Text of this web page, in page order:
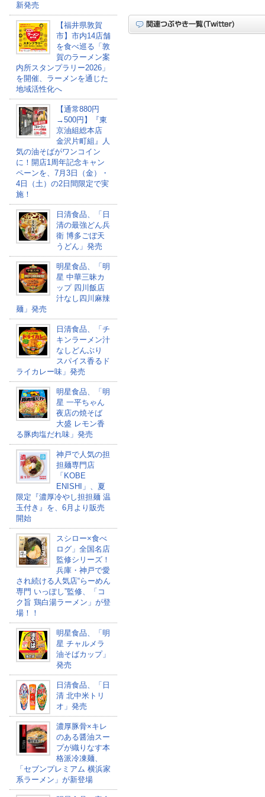
新発売
【福井県敦賀
市】市内14店舗
を食べ巡る「敦
賀のラーメン案
内所スタンプラリー2026」
を開催、ラーメンを通じた
地域活性化へ
【通常880円
→500円】『東
京油組総本店
金沢片町組』人
気の油そばがワンコイン
に！開店1周年記念キャン
ペーンを、7月3日（金）・
4日（土）の2日間限定で実
施！
日清食品、「日
清の最強どん兵
衛 博多ごぼ天
うどん」発売
明星食品、「明
星 中華三昧カ
ップ 四川飯店
汁なし四川麻辣
麺」発売
日清食品、「チ
キンラーメン汁
なしどんぶり
スパイス香るド
ライカレー味」発売
明星食品、「明
星 一平ちゃん
夜店の焼そば
大盛 レモン香
る豚肉塩だれ味」発売
神戸で人気の担
担麺専門店
「KOBE
ENISHI」、夏
限定『濃厚冷やし担担麺 温
玉付き』を、6月より販売
開始
スシロー×食べ
ログ」全国名店
監修シリーズ！
兵庫・神戸で愛
され続ける人気店“らーめん
専門 いっぽし”監修、「コ
ク旨 鶏白湯ラーメン」が登
場！！
明星食品、「明
星 チャルメラ
油そばカップ​」
発売
日清食品、「日
清 北中米トリ
オ」発売
濃厚豚骨×キレ
のある醤油スー
プが織りなす本
格派冷凍麺、
「セブンプレミアム 横浜家
系ラーメン」が新登場